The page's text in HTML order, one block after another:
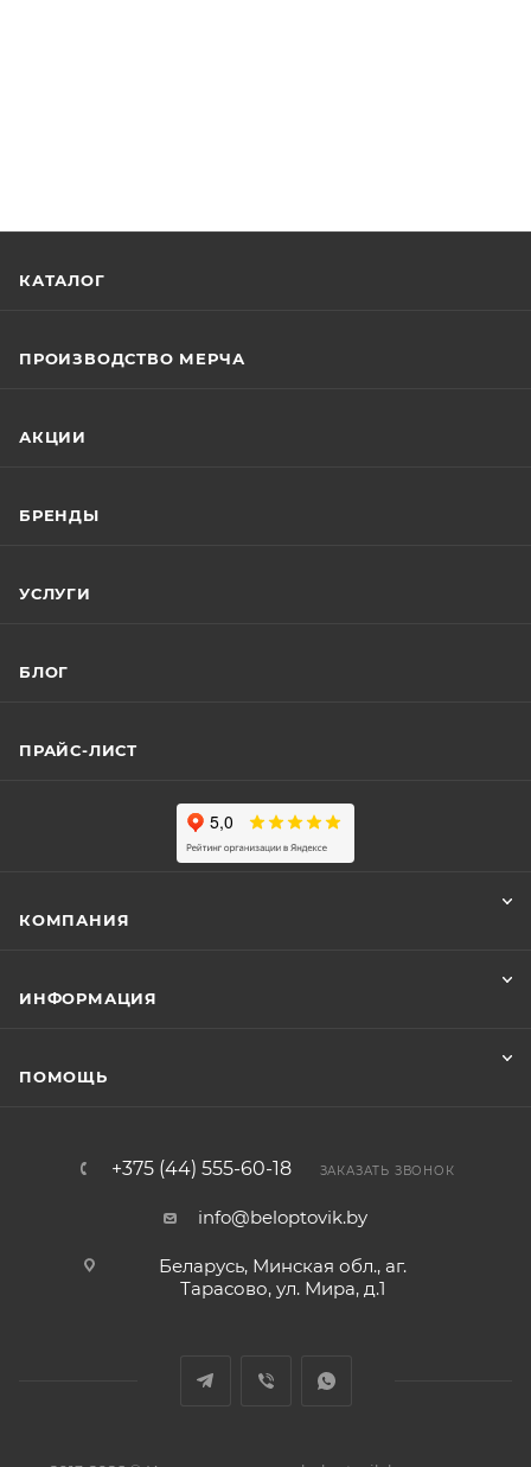
КАТАЛОГ
ПРОИЗВОДСТВО МЕРЧА
АКЦИИ
БРЕНДЫ
УСЛУГИ
БЛОГ
ПРАЙС-ЛИСТ
КОМПАНИЯ
ИНФОРМАЦИЯ
ПОМОЩЬ
+375 (44) 555-60-18 ЗАКАЗАТЬ ЗВОНОК
info@beloptovik.by
Беларусь, Минская обл., аг.
Тарасово, ул. Мира, д.1